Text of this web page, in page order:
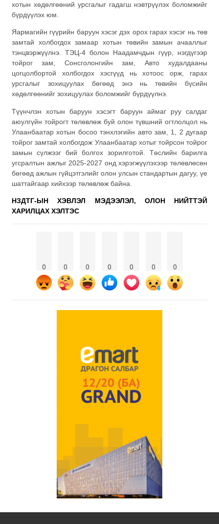
хотын хөдөлгөөний урсгалыг гадагш нэвтрүүлэх боломжийг
бүрдүүлэх юм.
Яармагийн гүүрийн баруун хэсэг дэх орох гарах хэсэг нь төв
замтай холбогдох замаар хотын төвийн замын ачааллыг
тэнцвэржүүлнэ. ТЭЦ-4 болон Наадамчдын гүүр, нэгдүгээр
тойрог зам, Сонсголонгийн зам, Авто худалдааны
цогцолбортой холбогдох хэсгүүд нь хотоос орж, гарах
урсгалыг зохицуулах бөгөөд энэ нь төвийн бүсийн
хөдөлгөөнийг зохицуулах боломжийг бүрдүүлнэ.
Түүнчлэн хотын баруун хэсэгт баруун аймаг руу салдаг
аюулгүйн тойрогт төлөвлөж буй олон түвшний огтлолцол нь
Улаанбаатар хотын босоо тэнхлэгийн авто зам, 1, 2 дугаар
тойрог замтай холбогдож Улаанбаатар хотыг тойрсон тойрог
замын сүлжээг бий болгох зорилготой. Төслийн барилга
угсралтын ажлыг 2025-2027 онд хэрэгжүүлэхээр төлөвлөсөн
бөгөөд ажлын гүйцэтгэлийг олон улсын стандартын дагуу, үе
шаттайгаар хийхээр төлөвлөж байна.
НЗДТГ-ЫН ХЭВЛЭЛ МЭДЭЭЛЭЛ, ОЛОН НИЙТТЭЙ
ХАРИЛЦАХ ХЭЛТЭС
0 0 0 0 0 0 0